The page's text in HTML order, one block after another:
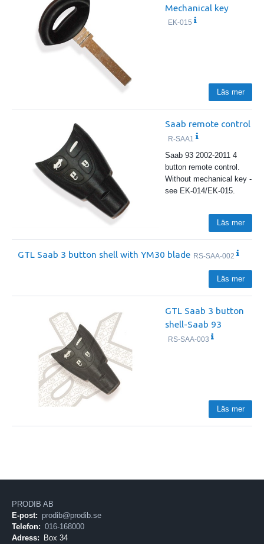
Mechanical key
EK-015
Läs mer
Saab remote control
R-SAA1
Saab 93 2002-2011 4
button remote control.
Without mechanical key -
see EK-014/EK-015.
Läs mer
GTL Saab 3 button shell with YM30 blade RS-SAA-002
Läs mer
GTL Saab 3 button
shell-Saab 93
RS-SAA-003
Läs mer
PRODIB AB
E-post: prodib@prodib.se
Telefon: 016-168000
Adress:
Box 34